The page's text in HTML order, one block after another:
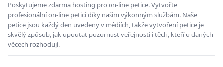
Poskytujeme zdarma hosting pro on-line petice. Vytvořte
profesionální on-line petici díky našim výkonným službám. Naše
petice jsou každý den uvedeny v médiích, takže vytvoření petice je
skvělý způsob, jak upoutat pozornost veřejnosti i těch, kteří o daných
věcech rozhodují.